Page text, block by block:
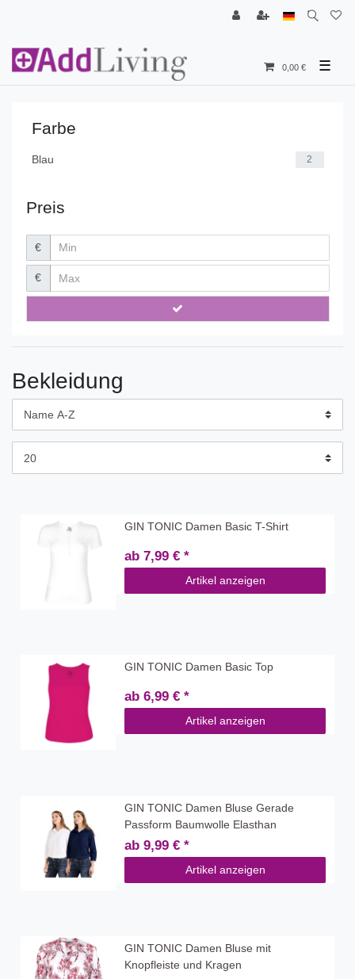
0,00 € ☰
Farbe
Blau 2
Preis
€
€
Bekleidung
GIN TONIC Damen Basic T-Shirt
ab 7,99 € *
Artikel anzeigen
GIN TONIC Damen Basic Top
ab 6,99 € *
Artikel anzeigen
GIN TONIC Damen Bluse Gerade
Passform Baumwolle Elasthan
ab 9,99 € *
Artikel anzeigen
GIN TONIC Damen Bluse mit
Knopfleiste und Kragen